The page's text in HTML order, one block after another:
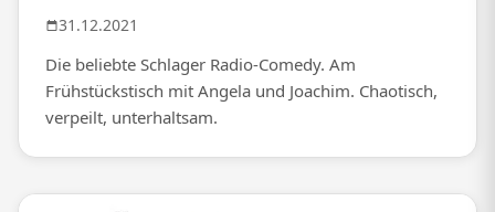
31.12.2021
Die beliebte Schlager Radio-Comedy. Am
Frühstückstisch mit Angela und Joachim. Chaotisch,
verpeilt, unterhaltsam.